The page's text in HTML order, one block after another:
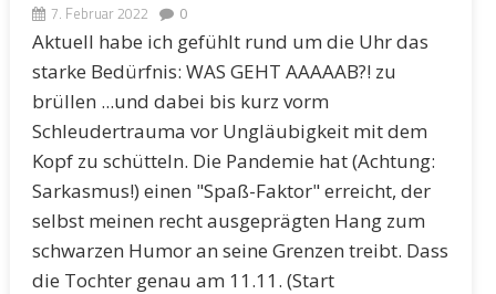
7. Februar 2022 0
Aktuell habe ich gefühlt rund um die Uhr das
starke Bedürfnis: WAS GEHT AAAAAB?! zu
brüllen ...und dabei bis kurz vorm
Schleudertrauma vor Ungläubigkeit mit dem
Kopf zu schütteln. Die Pandemie hat (Achtung:
Sarkasmus!) einen "Spaß-Faktor" erreicht, der
selbst meinen recht ausgeprägten Hang zum
schwarzen Humor an seine Grenzen treibt. Dass
die Tochter genau am 11.11. (Start